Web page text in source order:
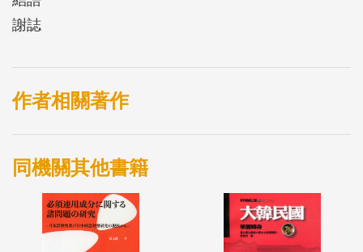
謝誌
作者相關著作
同機關其他書籍